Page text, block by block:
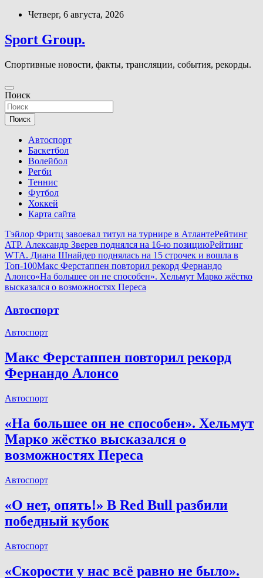
Перейти
содержимому
Четверг, 6 августа, 2026
Sport Group.
Спортивные новости, факты, трансляции, события, рекорды.
Поиск
Поиск
Автоспорт
Баскетбол
Волейбол
Регби
Теннис
Футбол
Хоккей
Карта сайта
Тэйлор Фритц завоевал титул на турнире в АтлантеРейтинг
ATP. Александр Зверев поднялся на 16-ю позициюРейтинг
WTA. Диана Шнайдер поднялась на 15 строчек и вошла в
Топ-100Макс Ферстаппен повторил рекорд Фернандо
Алонсо«На большее он не способен». Хельмут Марко жёстко
высказался о возможностях Переса
Автоспорт
Автоспорт
Макс Ферстаппен повторил рекорд
Фернандо Алонсо
Автоспорт
«На большее он не способен». Хельмут
Марко жёстко высказался о
возможностях Переса
Автоспорт
«О нет, опять!» В Red Bull разбили
победный кубок
Автоспорт
«Скорости у нас всё равно не было».